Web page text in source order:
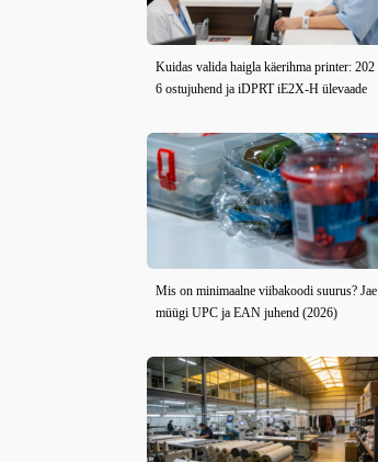
Kuidas valida haigla käerihma printer: 202
6 ostujuhend ja iDPRT iE2X-H ülevaade
Mis on minimaalne viibakoodi suurus? Jae
müügi UPC ja EAN juhend (2026)